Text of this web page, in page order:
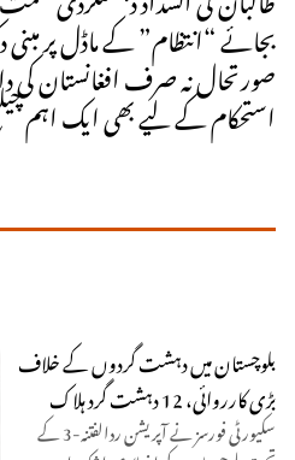
بجائے “انتظام” کے ماڈل پر مبنی
صورتحال نہ صرف افغانستان کی
استحکام کے لیے بھی ایک اہم
بلوچستان میں دہشت گردوں کے خلاف
بڑی کارروائی، 12 دہشت گرد ہلاک
سکیورٹی فورسز نے آپریشن ردالفتنہ-3 کے